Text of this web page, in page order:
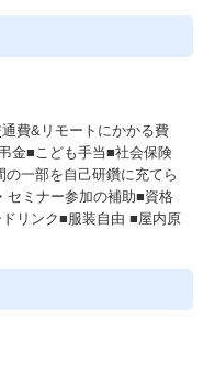
定（３段階）
るみん認定
費&リモートにかかる費
金■こども手当■社会保険
一部を自己研鑽に充てら
セミナー参加の補助■資格
リンク■服装自由 ■屋内原